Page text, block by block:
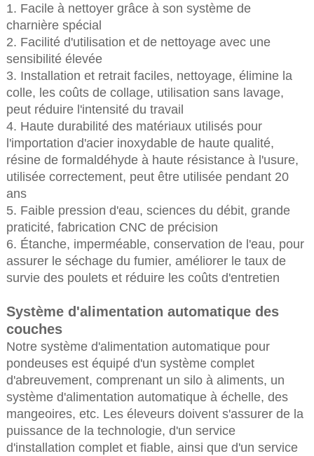
1. Facile à nettoyer grâce à son système de
charnière spécial
2. Facilité d'utilisation et de nettoyage avec une
sensibilité élevée
3. Installation et retrait faciles, nettoyage, élimine la
colle, les coûts de collage, utilisation sans lavage,
peut réduire l'intensité du travail
4. Haute durabilité des matériaux utilisés pour
l'importation d'acier inoxydable de haute qualité,
résine de formaldéhyde à haute résistance à l'usure,
utilisée correctement, peut être utilisée pendant 20
ans
5. Faible pression d'eau, sciences du débit, grande
praticité, fabrication CNC de précision
6. Étanche, imperméable, conservation de l'eau, pour
assurer le séchage du fumier, améliorer le taux de
survie des poulets et réduire les coûts d'entretien
Système d'alimentation automatique des
couches
Notre système d'alimentation automatique pour
pondeuses est équipé d'un système complet
d'abreuvement, comprenant un silo à aliments, un
système d'alimentation automatique à échelle, des
mangeoires, etc. Les éleveurs doivent s'assurer de la
puissance de la technologie, d'un service
d'installation complet et fiable, ainsi que d'un service